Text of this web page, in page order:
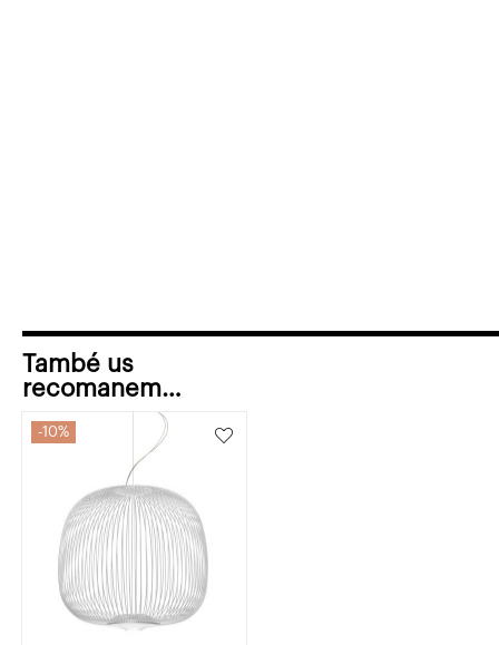
També us
recomanem…
10%